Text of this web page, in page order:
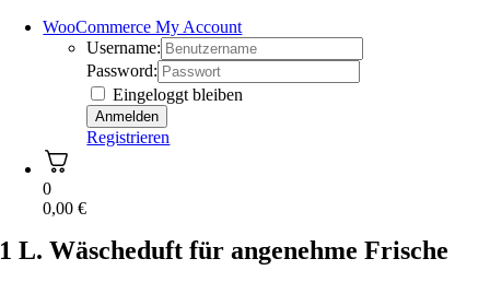
WooCommerce My Account
Username:
Password:
Eingeloggt bleiben
Registrieren
0
0,00€
1 L. Wäscheduft für angenehme Frische